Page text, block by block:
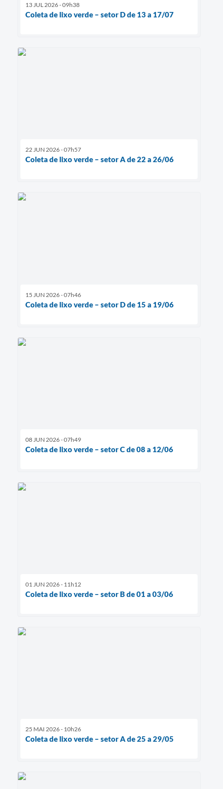
13 JUL 2026 - 09h38
Coleta de lixo verde – setor D de 13 a 17/07
22 JUN 2026 - 07h57
Coleta de lixo verde – setor A de 22 a 26/06
15 JUN 2026 - 07h46
Coleta de lixo verde – setor D de 15 a 19/06
08 JUN 2026 - 07h49
Coleta de lixo verde – setor C de 08 a 12/06
01 JUN 2026 - 11h12
Coleta de lixo verde – setor B de 01 a 03/06
25 MAI 2026 - 10h26
Coleta de lixo verde – setor A de 25 a 29/05